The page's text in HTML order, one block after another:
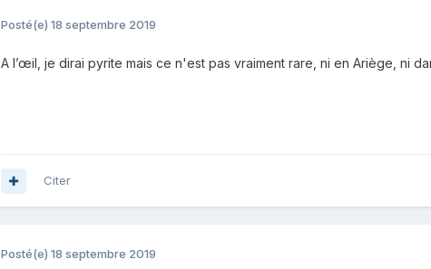
Posté(e) 18 septembre 2019
A l’œil, je dirai pyrite mais ce n'est pas vraiment rare, ni en Ariège, ni
Citer
Posté(e) 18 septembre 2019